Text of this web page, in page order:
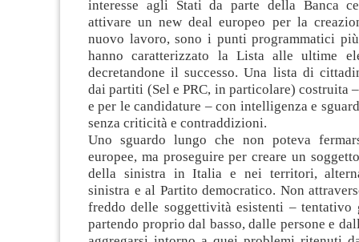
interesse agli Stati da parte della Banca
attivare un new deal europeo per la
nuovo lavoro, sono i punti programmatici
hanno caratterizzato la Lista alle ultime
decretandone il successo. Una lista di
dai partiti (Sel e PRC, in particolare) costruita
e per le candidature – con intelligenza e
senza criticità e contraddizioni.
Uno sguardo lungo che non poteva
europee, ma proseguire per creare un
della sinistra in Italia e nei territori,
sinistra e al Partito democratico. Non
freddo delle soggettività esistenti –
partendo proprio dal basso, dalle persone e